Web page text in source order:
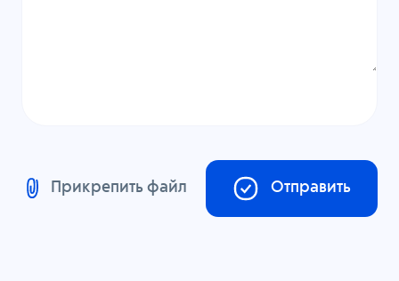
Прикрепить файл Отправить